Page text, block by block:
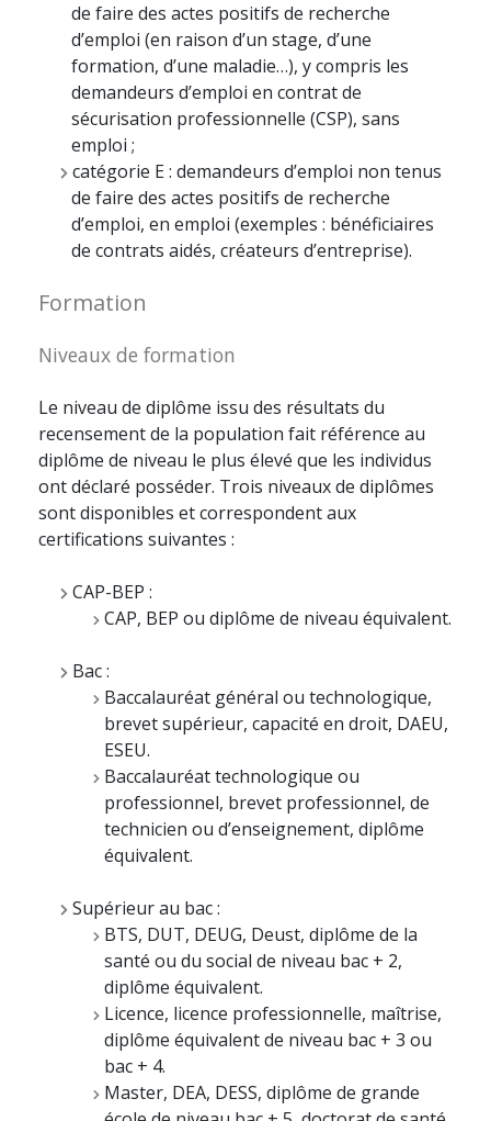
de faire des actes positifs de recherche
d’emploi (en raison d’un stage, d’une
formation, d’une maladie…), y compris les
demandeurs d’emploi en contrat de
sécurisation professionnelle (CSP), sans
emploi ;
catégorie E : demandeurs d’emploi non tenus
de faire des actes positifs de recherche
d’emploi, en emploi (exemples : bénéficiaires
de contrats aidés, créateurs d’entreprise).
Formation
Niveaux de formation
Le niveau de diplôme issu des résultats du
recensement de la population fait référence au
diplôme de niveau le plus élevé que les individus
ont déclaré posséder. Trois niveaux de diplômes
sont disponibles et correspondent aux
certifications suivantes :
CAP-BEP :
CAP, BEP ou diplôme de niveau équivalent.
Bac :
Baccalauréat général ou technologique,
brevet supérieur, capacité en droit, DAEU,
ESEU.
Baccalauréat technologique ou
professionnel, brevet professionnel, de
technicien ou d’enseignement, diplôme
équivalent.
Supérieur au bac :
BTS, DUT, DEUG, Deust, diplôme de la
santé ou du social de niveau bac + 2,
diplôme équivalent.
Licence, licence professionnelle, maîtrise,
diplôme équivalent de niveau bac + 3 ou
bac + 4.
Master, DEA, DESS, diplôme de grande